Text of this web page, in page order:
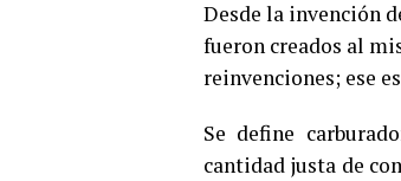
Desde la invención
fueron creados al
reinvenciones; ese
Se define
cantidad justa de